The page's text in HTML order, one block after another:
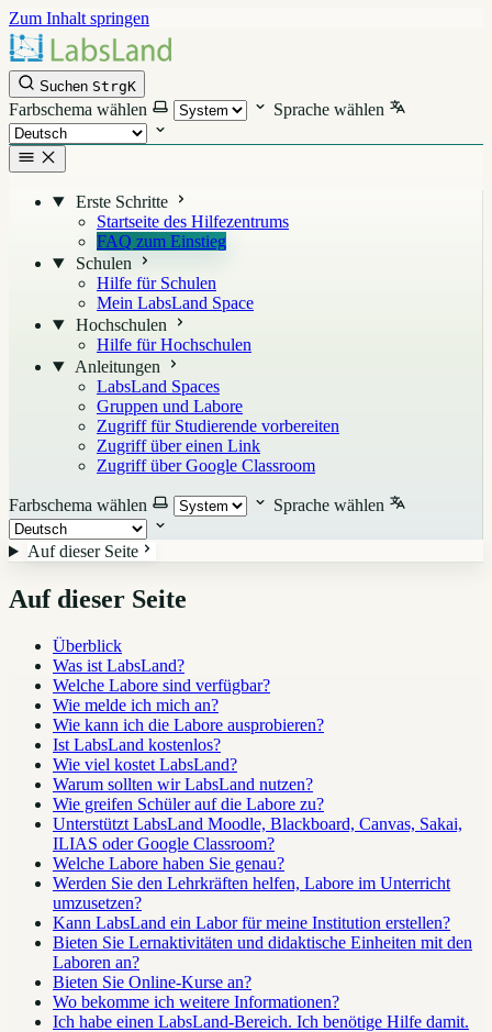
Zum Inhalt springen
Suchen StrgK
Farbschema wählen Sprache wählen
Erste Schritte
Startseite des Hilfezentrums
FAQ zum Einstieg
Schulen
Hilfe für Schulen
Mein LabsLand Space
Hochschulen
Hilfe für Hochschulen
Anleitungen
LabsLand Spaces
Gruppen und Labore
Zugriff für Studierende vorbereiten
Zugriff über einen Link
Zugriff über Google Classroom
Farbschema wählen Sprache wählen
Auf dieser Seite
Auf dieser Seite
Überblick
Was ist LabsLand?
Welche Labore sind verfügbar?
Wie melde ich mich an?
Wie kann ich die Labore ausprobieren?
Ist LabsLand kostenlos?
Wie viel kostet LabsLand?
Warum sollten wir LabsLand nutzen?
Wie greifen Schüler auf die Labore zu?
Unterstützt LabsLand Moodle, Blackboard, Canvas, Sakai,
ILIAS oder Google Classroom?
Welche Labore haben Sie genau?
Werden Sie den Lehrkräften helfen, Labore im Unterricht
umzusetzen?
Kann LabsLand ein Labor für meine Institution erstellen?
Bieten Sie Lernaktivitäten und didaktische Einheiten mit den
Laboren an?
Bieten Sie Online-Kurse an?
Wo bekomme ich weitere Informationen?
Ich habe einen LabsLand-Bereich. Ich benötige Hilfe damit.